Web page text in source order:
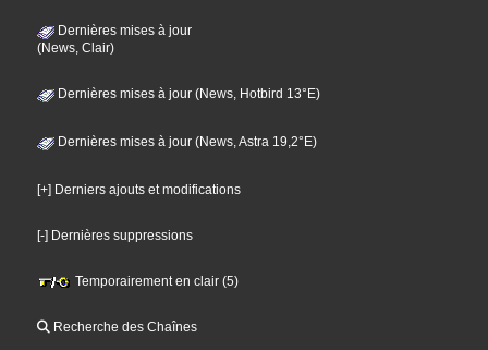
Dernières mises à jour
(News, Clair)
Dernières mises à jour (News, Hotbird 13°E)
Dernières mises à jour (News, Astra 19,2°E)
[+] Derniers ajouts et modifications
[-] Dernières suppressions
Temporairement en clair (5)
Recherche des Chaînes